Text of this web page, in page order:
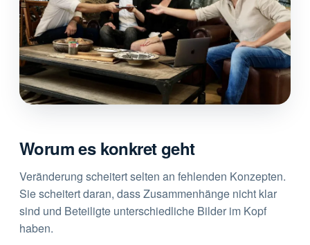
Worum es konkret geht
Veränderung scheitert selten an fehlenden Konzepten.
Sie scheitert daran, dass Zusammenhänge nicht klar
sind und Beteiligte unterschiedliche Bilder im Kopf
haben.